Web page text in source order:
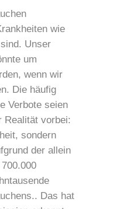
wie
Unser
um
wenn wir
Die häufig
Verbote seien
Realität vorbei:
sondern
der allein
Das hat